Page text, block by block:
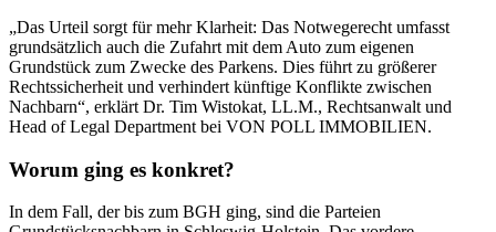
„Das Urteil sorgt für mehr Klarheit: Das Notwegerecht umfasst
grundsätzlich auch die Zufahrt mit dem Auto zum eigenen
Grundstück zum Zwecke des Parkens. Dies führt zu größerer
Rechtssicherheit und verhindert künftige Konflikte zwischen
Nachbarn“, erklärt Dr. Tim Wistokat, LL.M., Rechtsanwalt und
Head of Legal Department bei VON POLL IMMOBILIEN.
Worum ging es konkret?
In dem Fall, der bis zum BGH ging, sind die Parteien